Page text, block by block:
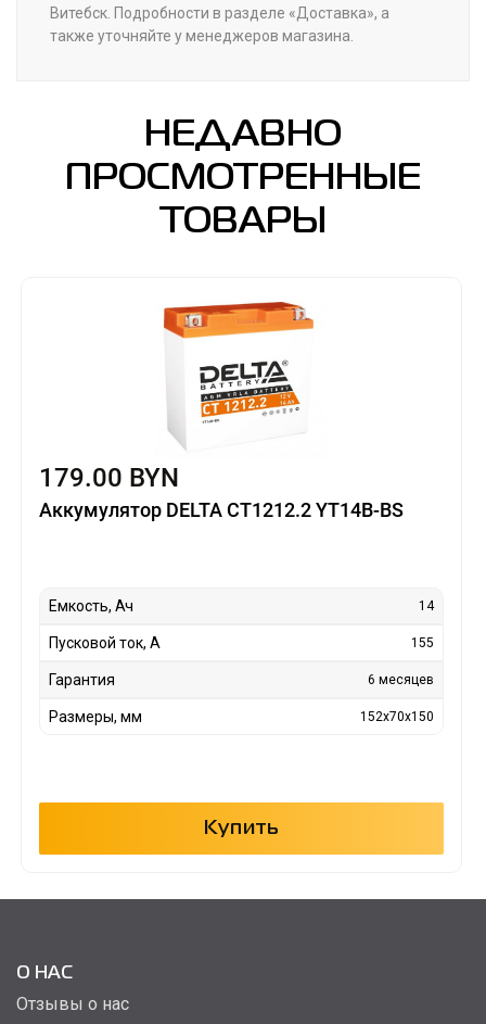
Витебск. Подробности в разделе «Доставка», а
также уточняйте у менеджеров магазина.
НЕДАВНО
ПРОСМОТРЕННЫЕ
ТОВАРЫ
179.00 BYN
Аккумулятор DELTA CT1212.2 YT14B-BS
Емкость, Ач 14
Пусковой ток, А 155
Гарантия 6 месяцев
Размеры, мм 152x70x150
Купить
О НАС
Отзывы о нас